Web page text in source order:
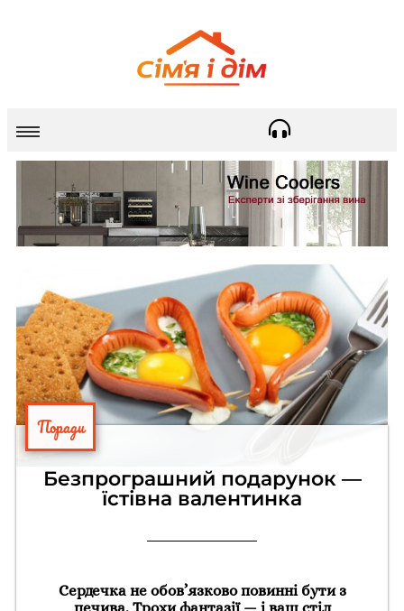
Поради
Безпрограшний подарунок —
їстівна валентинка
Сердечка не обов’язково повинні бути з